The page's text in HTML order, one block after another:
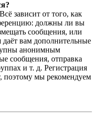
зависит от того, как
должны ли вы
сообщения, или
даёт вам дополнительные
анонимным
сообщения, отправка
и т. д. Регистрация
поэтому мы рекомендуем